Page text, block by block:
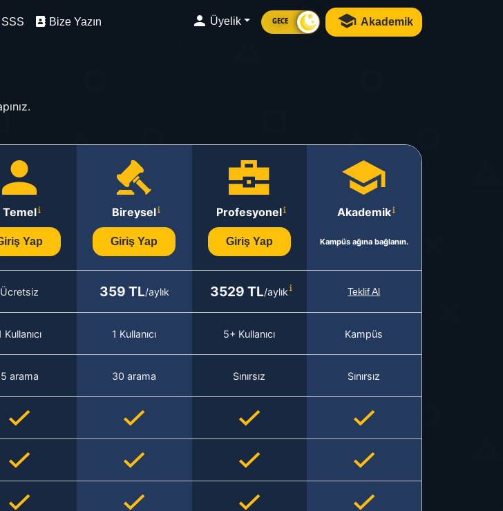
SSS Bize Yazın Üyelik GECE Akademik
Temel
Yap
Bireysel
Giriş Yap
Profesyonel
Giriş Yap
Akademik
Kampüs ağına bağlanın.
Ücretsiz 359 TL/aylık 3529 TL/aylık Teklif Al
Kullanıcı 1 Kullanıcı 5+ Kullanıcı Kampüs
5 arama 30 arama Sınırsız Sınırsız